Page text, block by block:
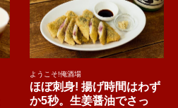
ようこそ!俺酒場
ほぼ刺身! 揚げ時間はわず
か5秒。生姜醤油でさっ